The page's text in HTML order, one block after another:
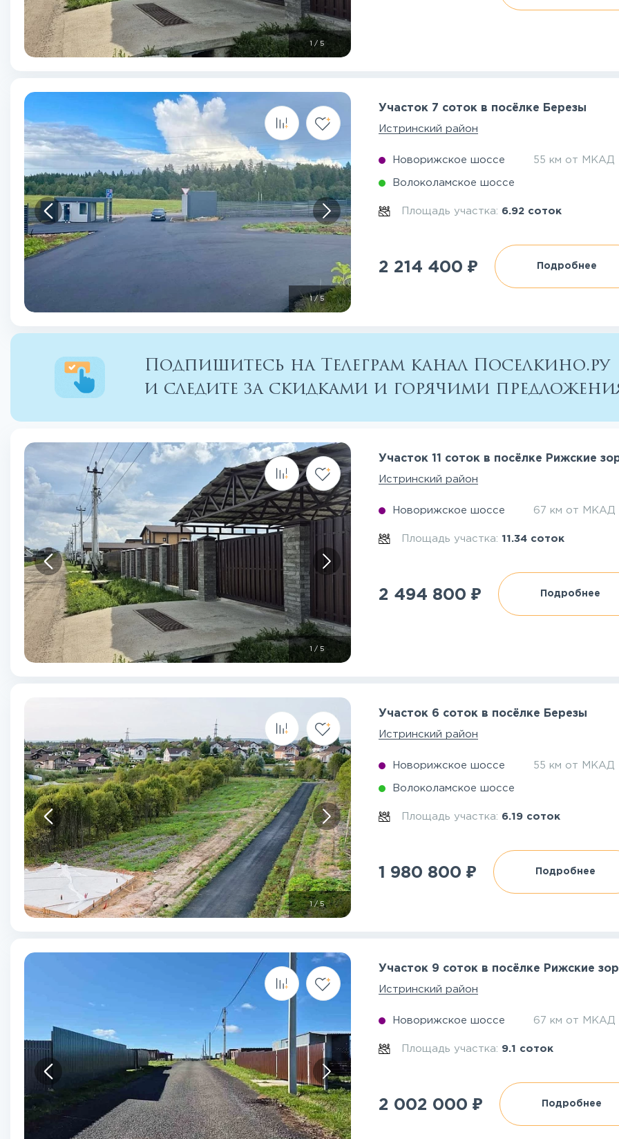
/5
1 /5
Участок 7 соток в посёлке Березы
Истринский район
Новорижское шоссе 55 км от МКАД
Волоколамское шоссе
Площадь участка: 6.92 соток
2 214 400 ₽ Подробнее
Подпишитесь на Телеграм канал Поселкино.ру
и следите за скидками и горячими
/5
Участок 11 соток в посёлке Рижские
Истринский район
Новорижское шоссе 67 км от МКАД
Площадь участка:11.34 соток
2 494 800 ₽ Подробнее
1/5
Участок 6 соток в посёлке Березы
Истринский район
Новорижское шоссе 55 км от МКАД
Волоколамское шоссе
Площадь участка: 6.19 соток
1 980 800 ₽ Подробнее
Участок 9 соток в посёлке Рижские
Истринский район
Новорижское шоссе 67 км от МКАД
Площадь участка: 9.1 соток
2 002 000 ₽ Подробнее